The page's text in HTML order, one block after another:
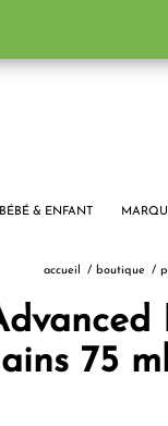
& ENFANT
accueil / boutique /
75